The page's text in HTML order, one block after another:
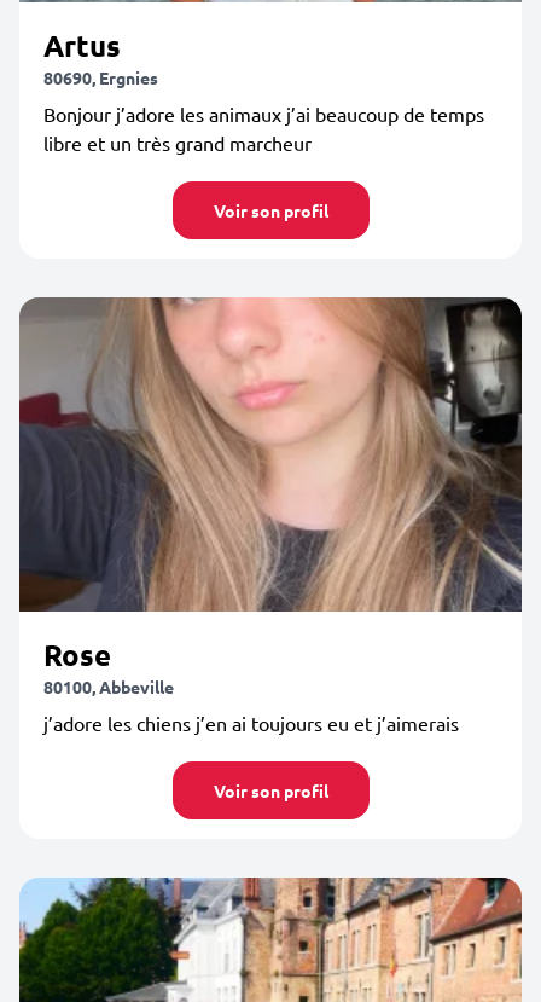
Artus
80690, Ergnies
Bonjour j’adore les animaux j’ai beaucoup de temps
libre et un très grand marcheur
Voir son profil
Rose
80100, Abbeville
j’adore les chiens j’en ai toujours eu et j’aimerais
Voir son profil